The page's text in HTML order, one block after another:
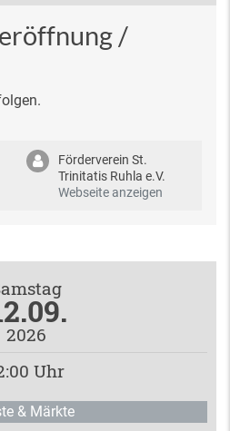
/
Förderverein St.
Trinitatis Ruhla e.V.
Webseite anzeigen
2026
Uhr
& Märkte